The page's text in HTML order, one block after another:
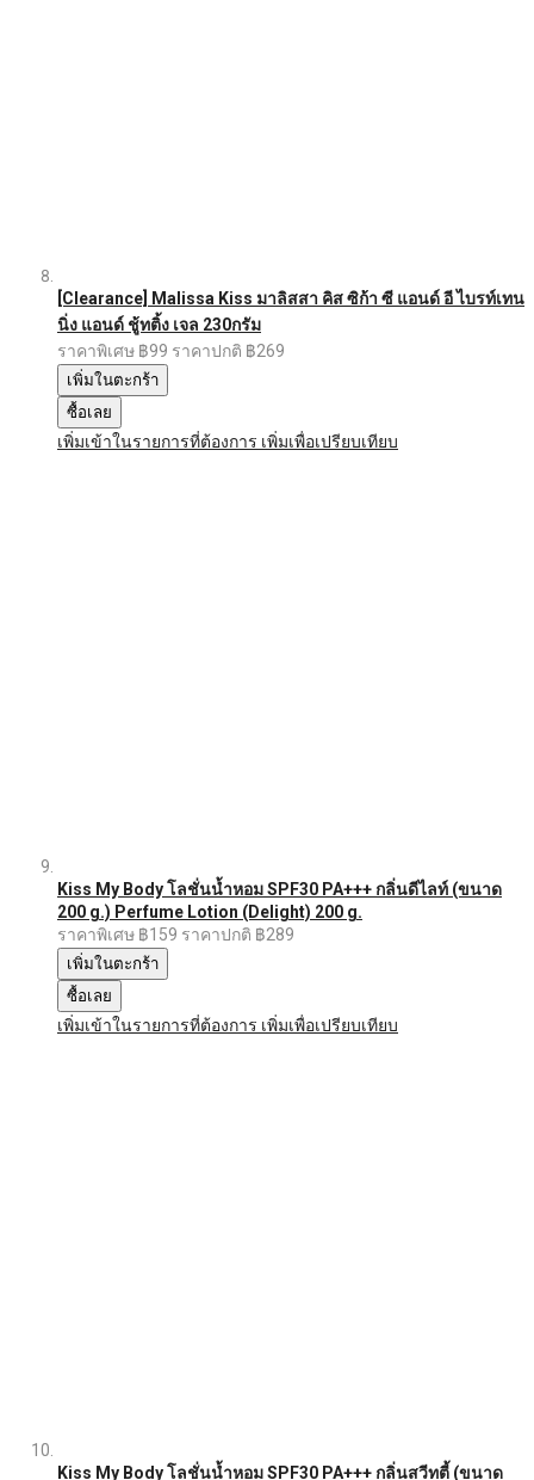
[Clearance] Malissa Kiss มาลิสสา คิส ซิก้า ซี แอนด์ อี ไบรท์เทน
นิ่ง แอนด์ ชู้ทติ้ง เจล 230กรัม
ราคาพิเศษ ฿99 ราคาปกติ ฿269
เพิ่มในตะกร้า
ซื้อเลย
เพิ่มเข้าในรายการที่ต้องการ เพิ่มเพื่อเปรียบเทียบ
Kiss My Body โลชั่นน้ำหอม SPF30 PA+++ กลิ่นดีไลท์ (ขนาด
200 g.) Perfume Lotion (Delight) 200 g.
ราคาพิเศษ ฿159 ราคาปกติ ฿289
เพิ่มในตะกร้า
ซื้อเลย
เพิ่มเข้าในรายการที่ต้องการ เพิ่มเพื่อเปรียบเทียบ
Kiss My Body โลชั่นน้ำหอม SPF30 PA+++ กลิ่นสวีทตี้ (ขนาด